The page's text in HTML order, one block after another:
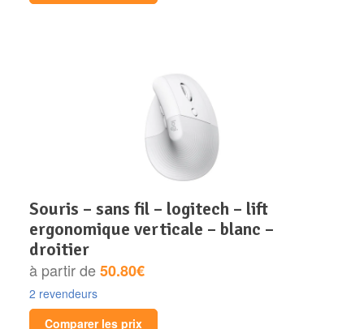
souris – sans fil – logitech – lift
ergonomique verticale – blanc –
droitier
à partir de50.80€
2 revendeurs
Comparer les prix